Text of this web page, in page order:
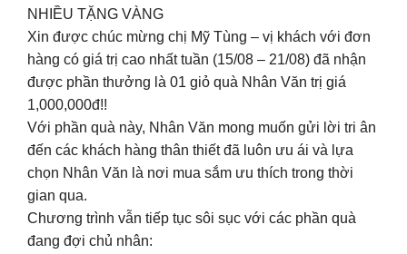
NHIỀU TẶNG VÀNG
Xin được chúc mừng chị Mỹ Tùng – vị khách với đơn
hàng có giá trị cao nhất tuần (15/08 – 21/08) đã nhận
được phần thưởng là 01 giỏ quà Nhân Văn trị giá
1,000,000đ!!
Với phần quà này, Nhân Văn mong muốn gửi lời tri ân
đến các khách hàng thân thiết đã luôn ưu ái và lựa
chọn Nhân Văn là nơi mua sắm ưu thích trong thời
gian qua.
Chương trình vẫn tiếp tục sôi sục với các phần quà
đang đợi chủ nhân: